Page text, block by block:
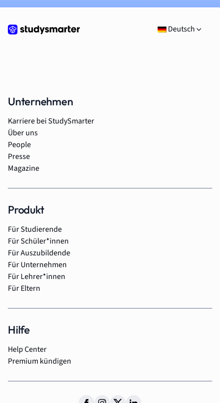
Deutsch
Unternehmen
Karriere bei StudySmarter
Über uns
People
Presse
Magazine
Produkt
Für Studierende
Für Schüler*innen
Für Auszubildende
Für Unternehmen
Für Lehrer*innen
Für Eltern
Hilfe
Help Center
Premium kündigen